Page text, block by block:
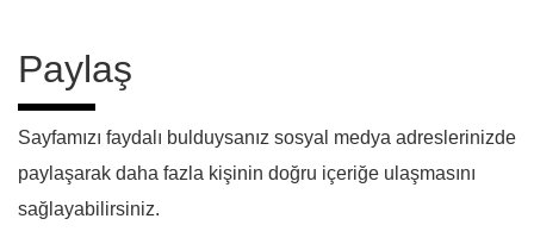
Paylaş
Sayfamızı faydalı bulduysanız sosyal medya adreslerinizde
paylaşarak daha fazla kişinin doğru içeriğe ulaşmasını
sağlayabilirsiniz.